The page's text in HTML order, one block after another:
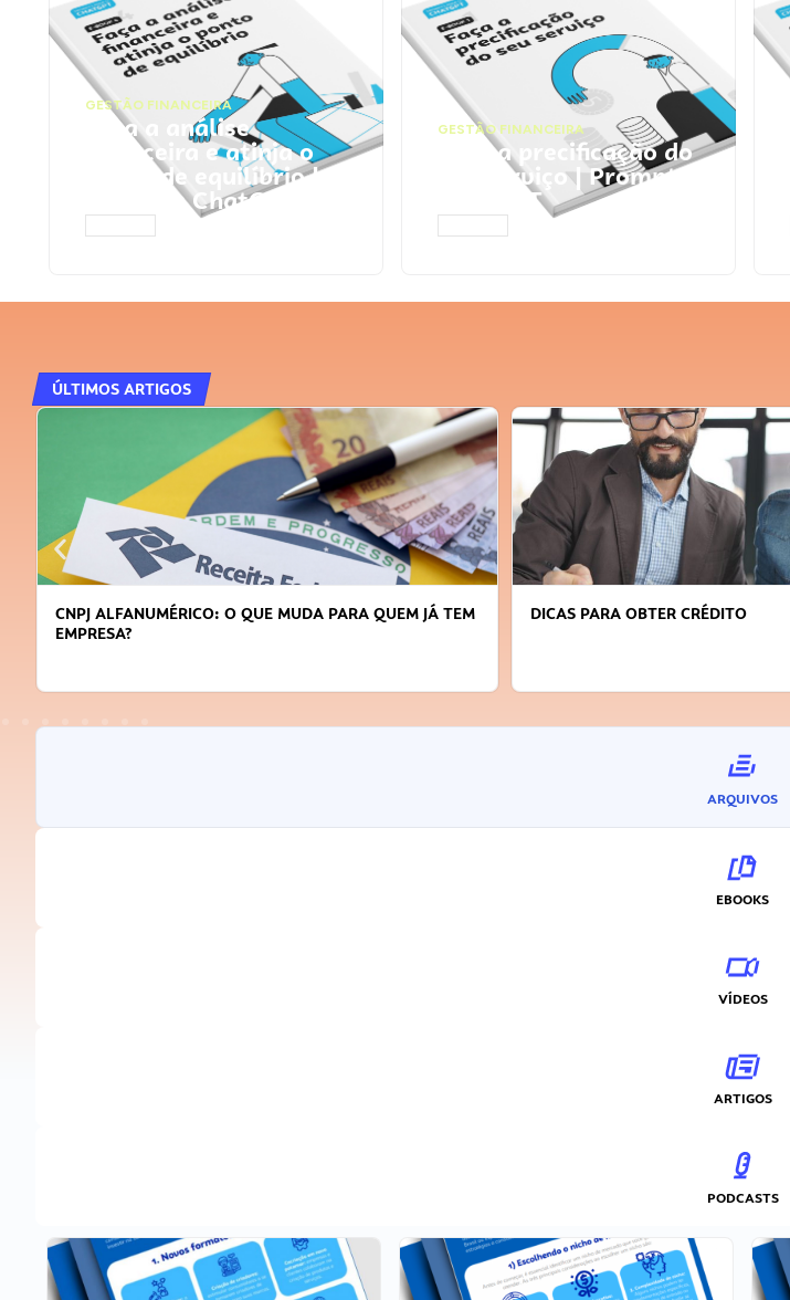
GESTÃO FINANCEIRA
Faça a análise
financeira e atinja o
ponto de equilíbrio |
Prompts ChatGPT
GESTÃO FINANCEIRA
Faça a precificação do
seu serviço | Prompts
ChatGPT
ÚLTIMOS ARTIGOS
CNPJ ALFANUMÉRICO: O QUE MUDA PARA QUEM JÁ TEM
EMPRESA?
DICAS PARA OBTER CRÉDITO
ARQUIVOS
EBOOKS
VÍDEOS
ARTIGOS
PODCASTS